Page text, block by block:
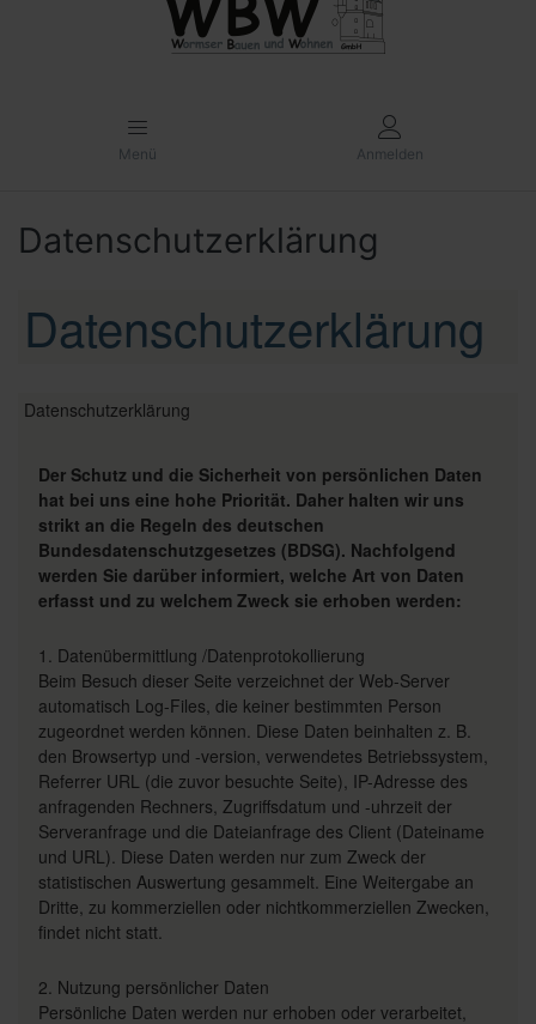
Menü Anmelden
Datenschutzerklärung
Datenschutzerklärung
Datenschutzerklärung
Der Schutz und die Sicherheit von persönlichen Daten
hat bei uns eine hohe Priorität. Daher halten wir uns
strikt an die Regeln des deutschen
Bundesdatenschutzgesetzes (BDSG). Nachfolgend
werden Sie darüber informiert, welche Art von Daten
erfasst und zu welchem Zweck sie erhoben werden:
1. Datenübermittlung /Datenprotokollierung
Beim Besuch dieser Seite verzeichnet der Web-Server
automatisch Log-Files, die keiner bestimmten Person
zugeordnet werden können. Diese Daten beinhalten z. B.
den Browsertyp und -version, verwendetes Betriebssystem,
Referrer URL (die zuvor besuchte Seite), IP-Adresse des
anfragenden Rechners, Zugriffsdatum und -uhrzeit der
Serveranfrage und die Dateianfrage des Client (Dateiname
und URL). Diese Daten werden nur zum Zweck der
statistischen Auswertung gesammelt. Eine Weitergabe an
Dritte, zu kommerziellen oder nichtkommerziellen Zwecken,
findet nicht statt.
2. Nutzung persönlicher Daten
Persönliche Daten werden nur erhoben oder verarbeitet,